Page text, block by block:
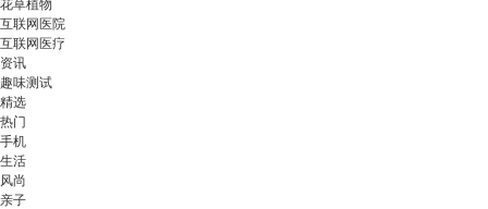
花草植物
互联网医院
互联网医疗
资讯
趣味测试
精选
热门
手机
生活
风尚
亲子